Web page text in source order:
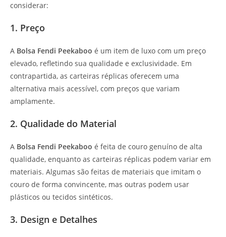
considerar:
1. Preço
A Bolsa Fendi Peekaboo é um item de luxo com um preço
elevado, refletindo sua qualidade e exclusividade. Em
contrapartida, as carteiras réplicas oferecem uma
alternativa mais acessível, com preços que variam
amplamente.
2. Qualidade do Material
A Bolsa Fendi Peekaboo é feita de couro genuíno de alta
qualidade, enquanto as carteiras réplicas podem variar em
materiais. Algumas são feitas de materiais que imitam o
couro de forma convincente, mas outras podem usar
plásticos ou tecidos sintéticos.
3. Design e Detalhes